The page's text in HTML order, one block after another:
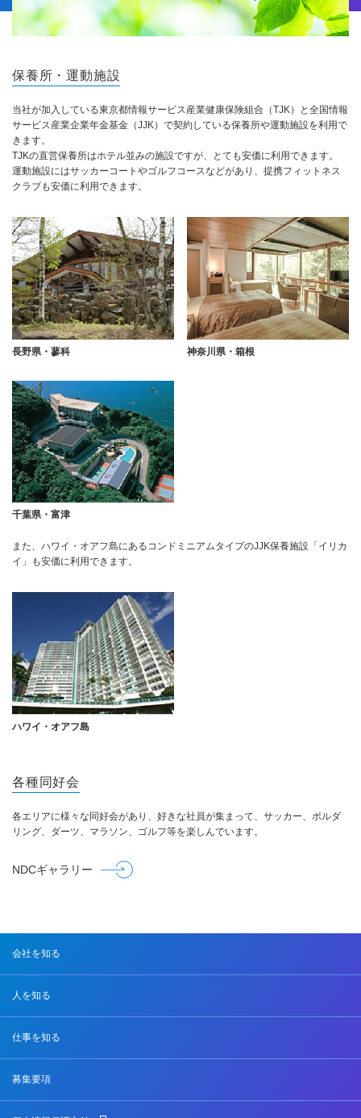
保養所・運動施設
当社が加入している東京都情報サービス産業健康保険組合（TJK）と全国情報
サービス産業企業年金基金（JJK）で契約している保養所や運動施設を利用で
きます。
TJKの直営保養所はホテル並みの施設ですが、とても安価に利用できます。
運動施設にはサッカーコートやゴルフコースなどがあり、提携フィットネス
クラブも安価に利用できます。
長野県・蓼科 神奈川県・箱根
千葉県・富津
また、ハワイ・オアフ島にあるコンドミニアムタイプのJJK保養施設「イリカ
イ」も安価に利用できます。
ハワイ・オアフ島
各種同好会
各エリアに様々な同好会があり、好きな社員が集まって、サッカー、ボルダ
リング、ダーツ、マラソン、ゴルフ等を楽しんでいます。
NDCギャラリー
会社を知る
人を知る
仕事を知る
募集要項